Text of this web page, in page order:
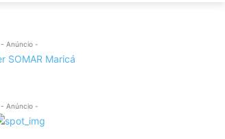
- Anúncio -
- Anúncio -